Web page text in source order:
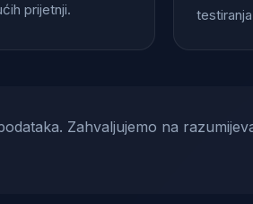
prijetnji.
Zahvaljujemo na